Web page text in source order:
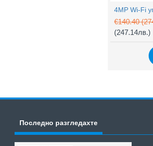
€140.40
(247.14лв.)
Последно разгледахте